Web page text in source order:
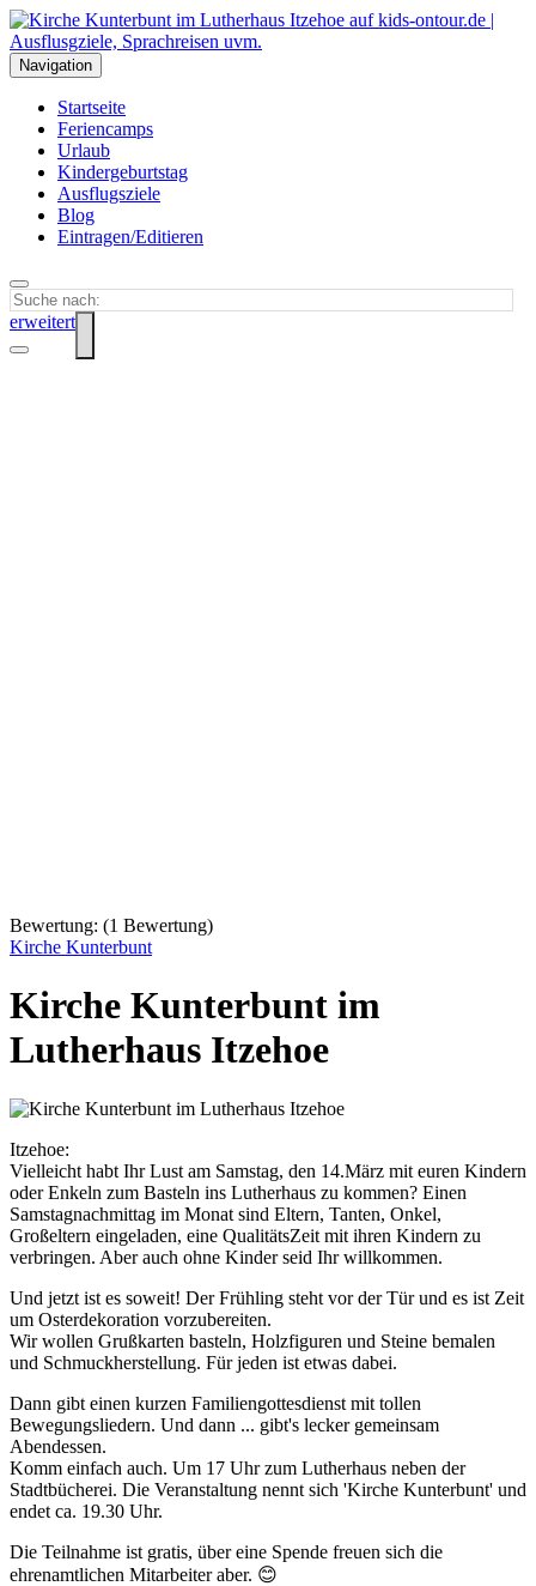
Navigation
Startseite
Feriencamps
Urlaub
Kindergeburtstag
Ausflugsziele
Blog
Eintragen/Editieren
erweitert
Bewertung: (1 Bewertung)
Kirche Kunterbunt
Kirche Kunterbunt im
Lutherhaus Itzehoe
Itzehoe:
Vielleicht habt Ihr Lust am Samstag, den 14.März mit euren Kindern
oder Enkeln zum Basteln ins Lutherhaus zu kommen? Einen
Samstagnachmittag im Monat sind Eltern, Tanten, Onkel,
Großeltern eingeladen, eine QualitätsZeit mit ihren Kindern zu
verbringen. Aber auch ohne Kinder seid Ihr willkommen.
Und jetzt ist es soweit! Der Frühling steht vor der Tür und es ist Zeit
um Osterdekoration vorzubereiten.
Wir wollen Grußkarten basteln, Holzfiguren und Steine bemalen
und Schmuckherstellung. Für jeden ist etwas dabei.
Dann gibt einen kurzen Familiengottesdienst mit tollen
Bewegungsliedern. Und dann ... gibt's lecker gemeinsam
Abendessen.
Komm einfach auch. Um 17 Uhr zum Lutherhaus neben der
Stadtbücherei. Die Veranstaltung nennt sich 'Kirche Kunterbunt' und
endet ca. 19.30 Uhr.
Die Teilnahme ist gratis, über eine Spende freuen sich die
ehrenamtlichen Mitarbeiter aber. 😊